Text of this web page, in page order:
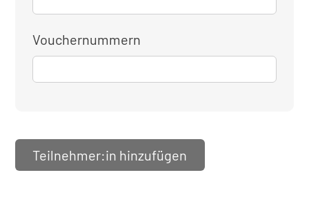
Vouchernummern
Teilnehmer:in hinzufügen